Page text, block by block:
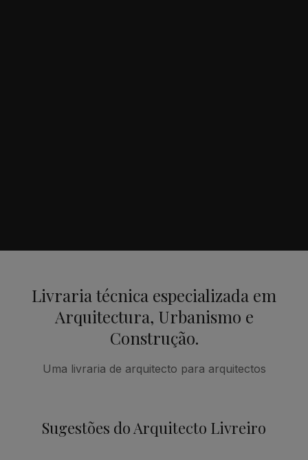
Livraria técnica especializada em
Arquitectura, Urbanismo e
Construção.
Uma livraria de arquitecto para arquitectos
Sugestões do Arquitecto Livreiro